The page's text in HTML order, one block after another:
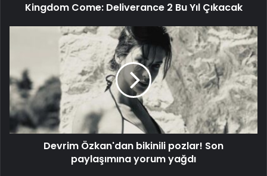
Kingdom Come: Deliverance 2 Bu Yıl Çıkacak
Devrim Özkan'dan bikinili pozlar! Son
paylaşımına yorum yağdı